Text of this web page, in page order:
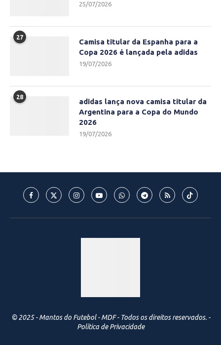
25/07/2026
27
Camisa titular da Espanha para a
Copa 2026 é lançada pela adidas
19/07/2026
28
adidas lança nova camisa titular da
Argentina para a Copa do Mundo
2026
19/07/2026
© 2025 - Mantos do Futebol - MDF - Todos os direitos reservados. -
Política de Privacidade